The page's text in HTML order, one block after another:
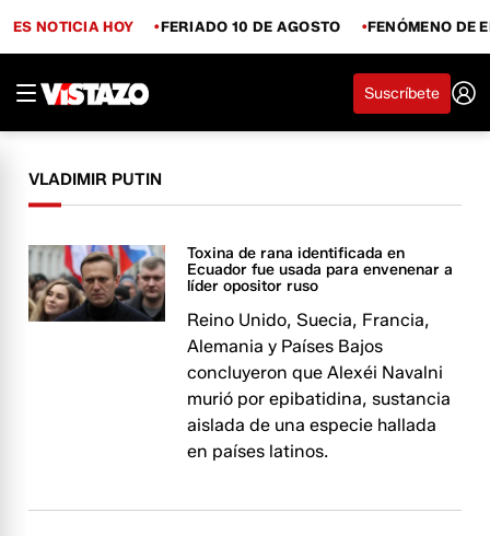
ES NOTICIA HOY FERIADO 10 DE AGOSTO FENÓMENO DE
Suscríbete
VLADIMIR PUTIN
Toxina de rana identificada en
Ecuador fue usada para envenenar a
líder opositor ruso
Reino Unido, Suecia, Francia,
Alemania y Países Bajos
concluyeron que Alexéi Navalni
murió por epibatidina, sustancia
aislada de una especie hallada
en países latinos.